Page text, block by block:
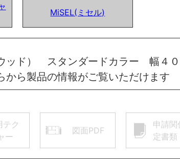
MiSEL(ミセル)
ッド） スタンダードカラー 幅
から製品の情報がご覧いただけます
テク
ー
図面PDF
申請関
定書類